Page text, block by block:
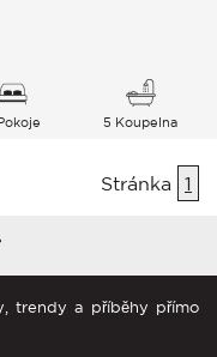
5 Koupelna
Stránka 1
trendy a příběhy přímo